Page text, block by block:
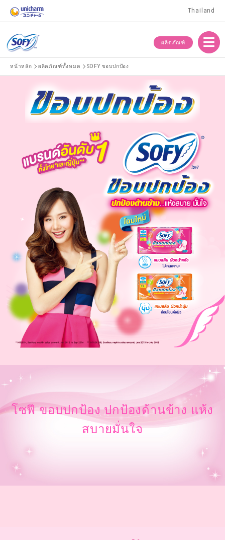
Thailand
ผลิตภัณฑ์
Menu
หน้าหลัก ผลิตภัณฑ์ทั้งหมด SOFY ขอบปกป้อง
โซฟี ขอบปกป้อง ปกป้องด้านข้าง แห้ง
สบายมั่นใจ